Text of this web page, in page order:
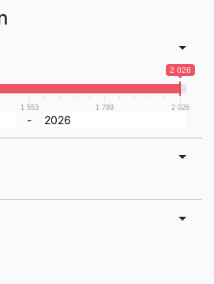
2 026
1 553 1 789 2 026
-